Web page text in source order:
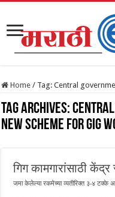
Home / Tag:Central
Tag Archives:
new scheme for gig
गिग कामगारांसाठी
जमा केलेल्या रकमेच्या व्यतीरिक्त ३-४ टक्के